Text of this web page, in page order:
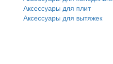
Аксессуары для плит
Аксессуары для вытяжек